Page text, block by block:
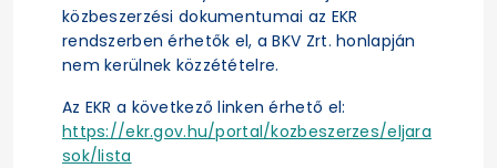
közbeszerzési dokumentumai az EKR
rendszerben érhetők el, a BKV Zrt. honlapján
nem kerülnek közzétételre.
Az EKR a következő linken érhető el:
https://ekr.gov.hu/portal/kozbeszerzes/eljara
sok/lista